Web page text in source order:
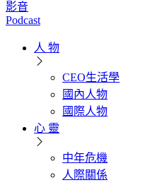
影音
Podcast
人 物
CEO生活學
國內人物
國際人物
心 靈
中年危機
人際關係